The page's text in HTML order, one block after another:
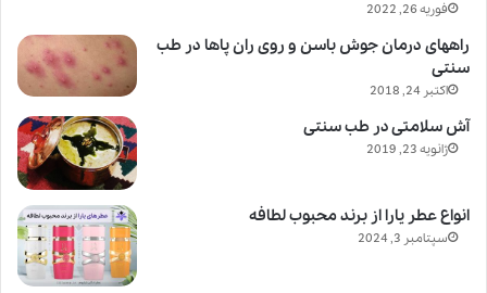
فوریه 26, 2022
راههای درمان جوش باسن و روی ران پاها در طب
سنتی
اکتبر 24, 2018
آش سلامتی در طب سنتی
ژانویه 23, 2019
انواع عطر یارا از برند محبوب لطافه
سپتامبر 3, 2024